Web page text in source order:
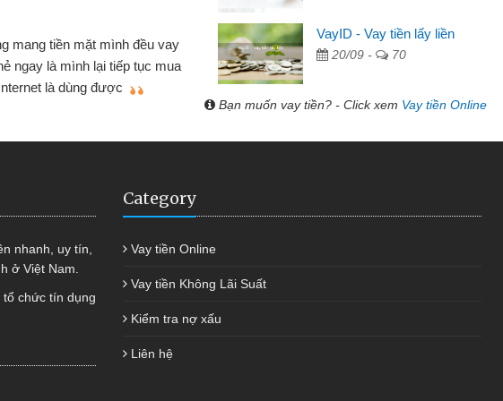
mang tiền mặt mình đều vay
ngay là mình lại tiếp tục mua
là dùng được
Cấn Văn Lực - Tạp hóa
Tôi kinh doanh buôn bán
hàng, nhờ biết đến website
quyết được công việc của mình
VayID - Vay tiền lấy liền
20/09 - 70
Bạn muốn vay tiền? - Click xem Vay tiền Online
nhanh, uy tín,
ở Việt Nam.
tổ chức tín dụng
Category
Vay tiền Online
Vay tiền Không Lãi Suất
Kiểm tra nợ xấu
Liên hệ